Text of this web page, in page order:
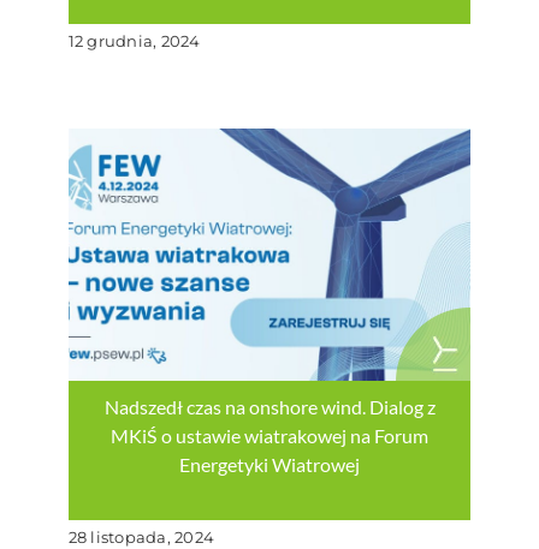
12 grudnia, 2024
Nadszedł czas na onshore wind. Dialog z
MKiŚ o ustawie wiatrakowej na Forum
Energetyki Wiatrowej
28 listopada, 2024